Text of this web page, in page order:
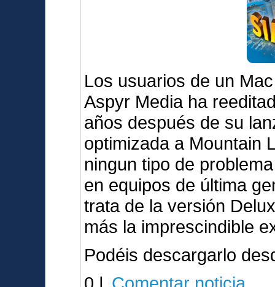
Los usuarios de un
Aspyr Media ha
años después de su
optimizada a Mountain
ningun tipo de
en equipos de última
trata de la versión
más la imprescindible
Podéis descargarlo